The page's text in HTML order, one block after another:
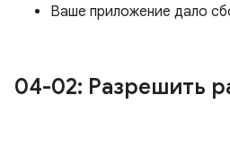
Ваше приложение дало
04-02: Разрешить